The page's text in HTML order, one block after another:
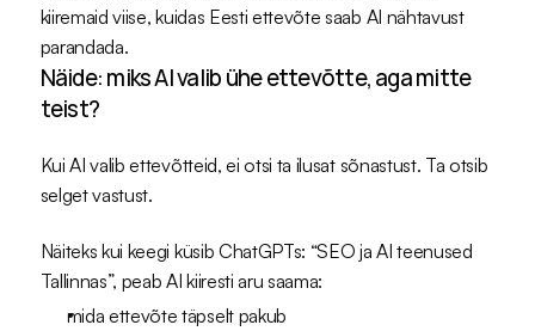
kiiremaid viise, kuidas Eesti ettevõte saab AI nähtavust
parandada.
Näide: miks AI valib ühe ettevõtte, aga mitte
teist?
Kui AI valib ettevõtteid, ei otsi ta ilusat sõnastust. Ta otsib
selget vastust.
Näiteks kui keegi küsib ChatGPTs: “SEO ja AI teenused
Tallinnas”, peab AI kiiresti aru saama:
mida ettevõte täpselt pakub